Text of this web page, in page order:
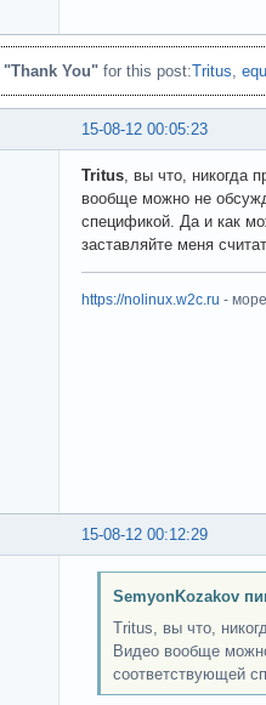
"Thank You" for this post:Tritus
15-08-12 00:05:23
Tritus , вы что,
вообще можно не
спецификой. Да и как
заставляйте меня
https://nolinux.w2c.ru -
15-08-12 00:12:29
SemyonKozakov
Tritus, вы что,
Видео вообще
соответствующей